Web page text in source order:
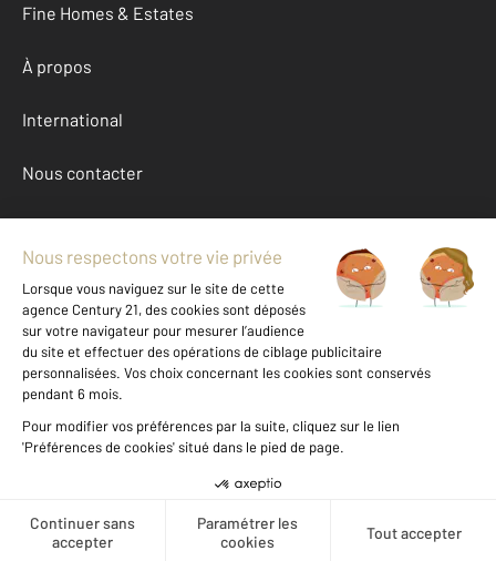
Téléphoner
Fine Homes & Estates
À propos
International
Nous contacter
Mentions légales & CGU et Barèmes d'honoraires
Données personnelles
Gestionnaire des cookies
Achat maison autour de LA VESPIERE FRIARDEL (14290)